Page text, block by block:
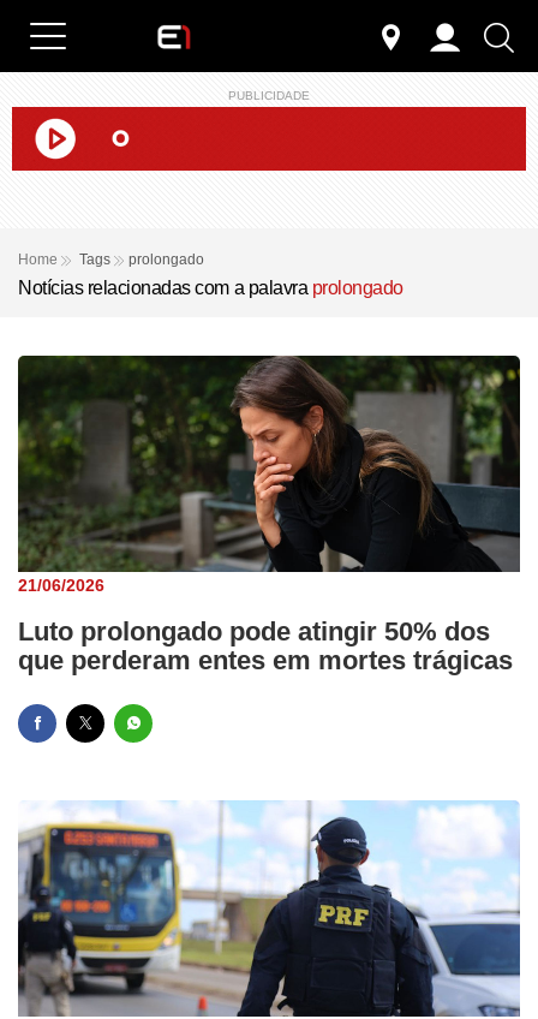
PUBLICIDADE
Home Tags prolongado
Notícias relacionadas com a palavra prolongado
21/06/2026
Luto prolongado pode atingir 50% dos
que perderam entes em mortes trágicas